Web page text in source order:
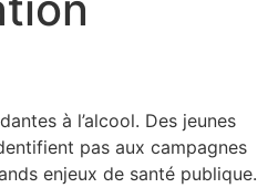
à l’alcool. Des jeunes
pas aux campagnes
enjeux de santé publique.